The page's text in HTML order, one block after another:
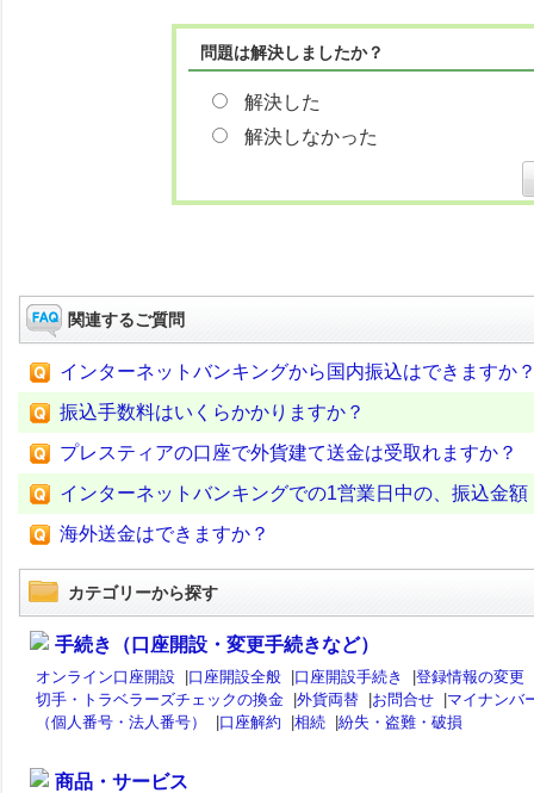
問題は解決しましたか？
解決した
解決しなかった
関連するご質問
インターネットバンキングから国内振込はできますか
振込手数料はいくらかかりますか？
プレスティアの口座で外貨建て送金は受取れますか？
インターネットバンキングでの1営業日中の、振込金
海外送金はできますか？
カテゴリーから探す
手続き（口座開設・変更手続きなど）
オンライン口座開設 |口座開設全般 |口座開設手続き |登録情報の変更
切手・トラベラーズチェックの換金 |外貨両替 |お問合せ |マイナンバ
（個人番号・法人番号）
|口座解約 |相続 |紛失・盗難・破損
商品・サービス